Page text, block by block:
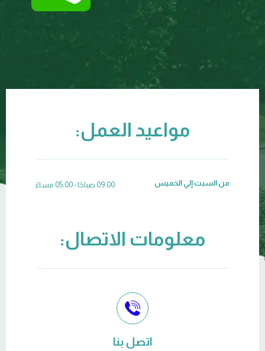
مواعيد العمل:
من السبت إلي الخميس 09:00 صباحًا - 05:00 مساءً
معلومات الاتصال:
اتصل بنا